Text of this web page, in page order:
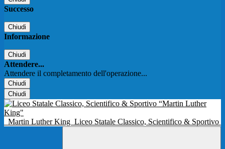
Successo
Chiudi
Informazione
Chiudi
Attendere...
Attendere il completamento dell'operazione...
Chiudi
Chiudi
Martin Luther King Liceo Statale Classico, Scientifico & Sportivo